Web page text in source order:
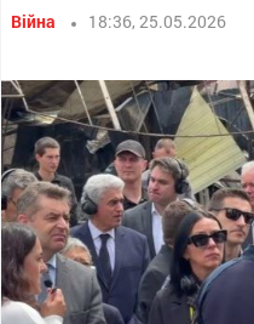
Війна 18:36, 25.05.2026